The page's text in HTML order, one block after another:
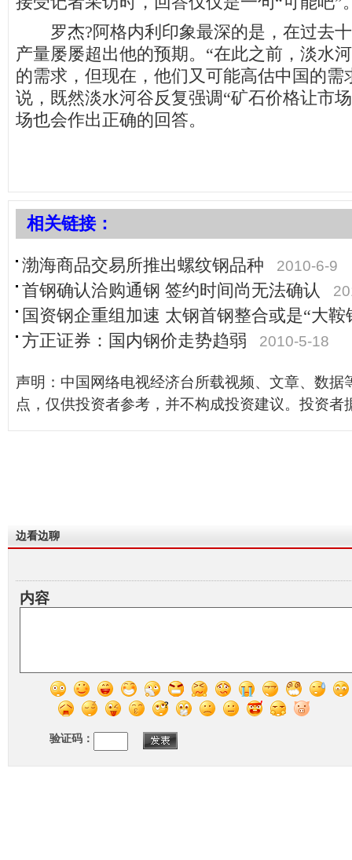
罗杰?阿格内利印象最深的是，在过去十
产量屡屡超出他的预期。“在此之前，淡水
的需求，但现在，他们又可能高估中国的需
说，既然淡水河谷反复强调“矿石价格让市
场也会作出正确的回答。
相关链接：
渤海商品交易所推出螺纹钢品种 2010-6-9
首钢确认洽购通钢 签约时间尚无法确认
国资钢企重组加速 太钢首钢整合或是“大鞍
方正证券：国内钢价走势趋弱
2010-5-18
声明：中国网络电视经济台所载视频、文章、数据
点，仅供投资者参考，并不构成投资建议。投资者
边看边聊
内容
验证码：